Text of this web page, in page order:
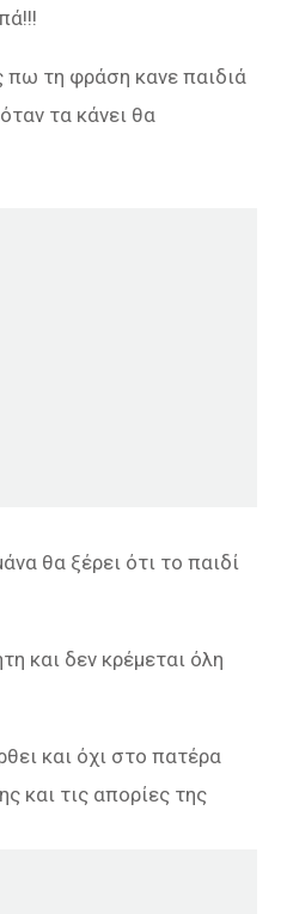
πω τη φράση κανε παιδιά
τα κάνει θα
θα ξέρει ότι το παιδί
και δεν κρέμεται όλη
και όχι στο πατέρα
και τις απορίες της